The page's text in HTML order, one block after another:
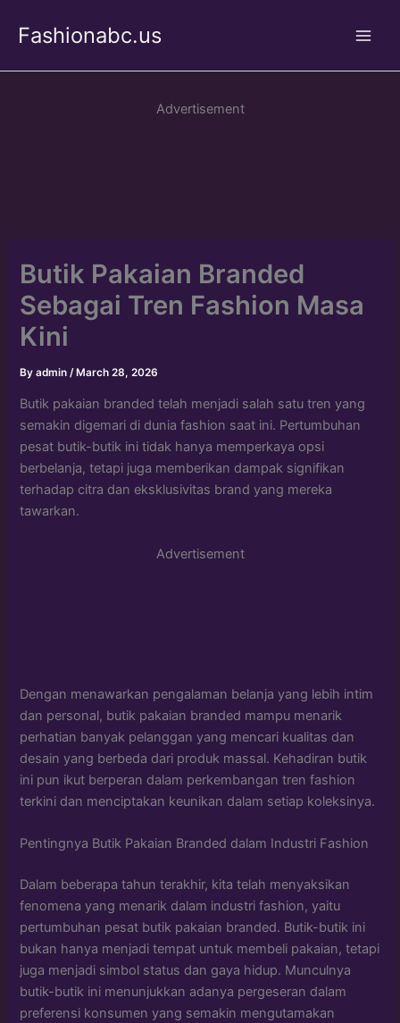
Fashionabc.us
Advertisement
Butik Pakaian Branded
Sebagai Tren Fashion Masa
Kini
Byadmin /March 28, 2026
Butik pakaian branded telah menjadi salah satu tren yang
semakin digemari di dunia fashion saat ini. Pertumbuhan
pesat butik-butik ini tidak hanya memperkaya opsi
berbelanja, tetapi juga memberikan dampak signifikan
terhadap citra dan eksklusivitas brand yang mereka
tawarkan.
Advertisement
Dengan menawarkan pengalaman belanja yang lebih intim
dan personal, butik pakaian branded mampu menarik
perhatian banyak pelanggan yang mencari kualitas dan
desain yang berbeda dari produk massal. Kehadiran butik
ini pun ikut berperan dalam perkembangan tren fashion
terkini dan menciptakan keunikan dalam setiap koleksinya.
Pentingnya Butik Pakaian Branded dalam Industri Fashion
Dalam beberapa tahun terakhir, kita telah menyaksikan
fenomena yang menarik dalam industri fashion, yaitu
pertumbuhan pesat butik pakaian branded. Butik-butik ini
bukan hanya menjadi tempat untuk membeli pakaian, tetapi
juga menjadi simbol status dan gaya hidup. Munculnya
butik-butik ini menunjukkan adanya pergeseran dalam
preferensi konsumen yang semakin mengutamakan